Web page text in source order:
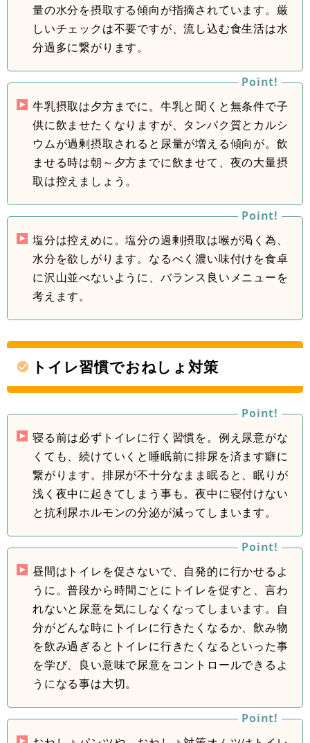
量の水分を摂取する傾向が指摘されています。厳
しいチェックは不要ですが、流し込む食生活は水
分過多に繋がります。
牛乳摂取は夕方までに。牛乳と聞くと無条件で子
供に飲ませたくなりますが、タンパク質とカルシ
ウムが過剰摂取されると尿量が増える傾向が。飲
ませる時は朝～夕方までに飲ませて、夜の大量摂
取は控えましょう。
塩分は控えめに。塩分の過剰摂取は喉が渇く為、
水分を欲しがります。なるべく濃い味付けを食卓
に沢山並べないように、バランス良いメニューを
考えます。
トイレ習慣でおねしょ対策
寝る前は必ずトイレに行く習慣を。例え尿意がな
くても、続けていくと睡眠前に排尿を済ます癖に
繋がります。排尿が不十分なまま眠ると、眠りが
浅く夜中に起きてしまう事も。夜中に寝付けない
と抗利尿ホルモンの分泌が減ってしまいます。
昼間はトイレを促さないで、自発的に行かせるよ
うに。普段から時間ごとにトイレを促すと、言わ
れないと尿意を気にしなくなってしまいます。自
分がどんな時にトイレに行きたくなるか、飲み物
を飲み過ぎるとトイレに行きたくなるといった事
を学び、良い意味で尿意をコントロールできるよ
うになる事は大切。